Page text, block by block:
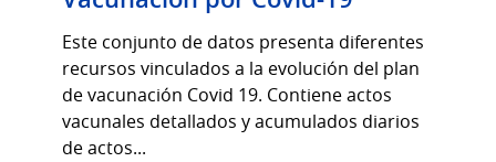
Este conjunto de datos presenta diferentes
recursos vinculados a la evolución del plan
de vacunación Covid 19. Contiene actos
vacunales detallados y acumulados diarios
de actos...